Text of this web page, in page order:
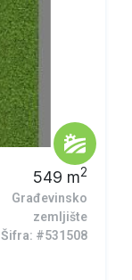
549 m2
Građevinsko
zemljište
Šifra: #531508